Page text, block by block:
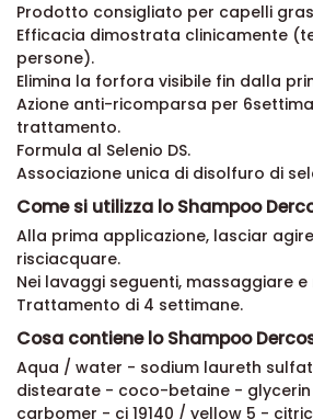
Prodotto consigliato per capelli
Efficacia dimostrata clinicamente
persone).
Elimina la forfora visibile fin dalla
Azione anti-ricomparsa per
trattamento.
Formula al Selenio DS.
Associazione unica di disolfuro di
Come si utilizza lo Shampoo
Alla prima applicazione, lasciar
risciacquare.
Nei lavaggi seguenti, massaggiare
Trattamento di 4 settimane.
Cosa contiene lo Shampoo
Aqua / water - sodium laureth
distearate - coco-betaine -
carbomer - ci 19140 / yellow 5 -